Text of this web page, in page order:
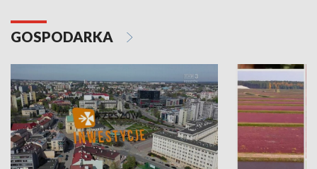
GOSPODARKA